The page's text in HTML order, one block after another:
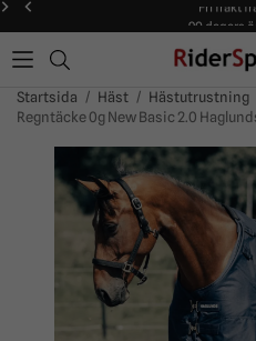
90 dagars
Alltid snabba
Fri frakt
90 dagars
Startsida / Häst / Hästutrustning
Regntäcke 0g New Basic 2.0